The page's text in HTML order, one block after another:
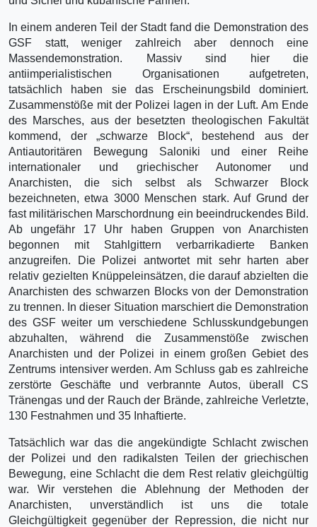
In einem anderen Teil der Stadt fand die Demonstration des
GSF statt, weniger zahlreich aber dennoch eine
Massendemonstration. Massiv sind hier die
antiimperialistischen Organisationen aufgetreten,
tatsächlich haben sie das Erscheinungsbild dominiert.
Zusammenstöße mit der Polizei lagen in der Luft. Am Ende
des Marsches, aus der besetzten theologischen Fakultät
kommend, der „schwarze Block“, bestehend aus der
Antiautoritären Bewegung Saloniki und einer Reihe
internationaler und griechischer Autonomer und
Anarchisten, die sich selbst als Schwarzer Block
bezeichneten, etwa 3000 Menschen stark. Auf Grund der
fast militärischen Marschordnung ein beeindruckendes Bild.
Ab ungefähr 17 Uhr haben Gruppen von Anarchisten
begonnen mit Stahlgittern verbarrikadierte Banken
anzugreifen. Die Polizei antwortet mit sehr harten aber
relativ gezielten Knüppeleinsätzen, die darauf abzielten die
Anarchisten des schwarzen Blocks von der Demonstration
zu trennen. In dieser Situation marschiert die Demonstration
des GSF weiter um verschiedene Schlusskundgebungen
abzuhalten, während die Zusammenstöße zwischen
Anarchisten und der Polizei in einem großen Gebiet des
Zentrums intensiver werden. Am Schluss gab es zahlreiche
zerstörte Geschäfte und verbrannte Autos, überall CS
Tränengas und der Rauch der Brände, zahlreiche Verletzte,
130 Festnahmen und 35 Inhaftierte.
Tatsächlich war das die angekündigte Schlacht zwischen
der Polizei und den radikalsten Teilen der griechischen
Bewegung, eine Schlacht die dem Rest relativ gleichgültig
war. Wir verstehen die Ablehnung der Methoden der
Anarchisten, unverständlich ist uns die totale
Gleichgültigkeit gegenüber der Repression, die nicht nur